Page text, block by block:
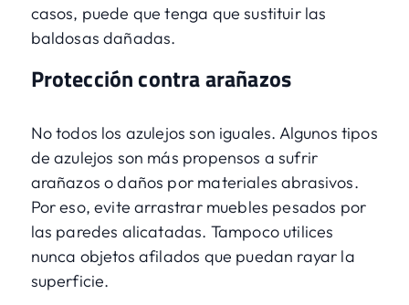
casos, puede que tenga que sustituir las
baldosas dañadas.
Protección contra arañazos
No todos los azulejos son iguales. Algunos tipos
de azulejos son más propensos a sufrir
arañazos o daños por materiales abrasivos.
Por eso, evite arrastrar muebles pesados por
las paredes alicatadas. Tampoco utilices
nunca objetos afilados que puedan rayar la
superficie.